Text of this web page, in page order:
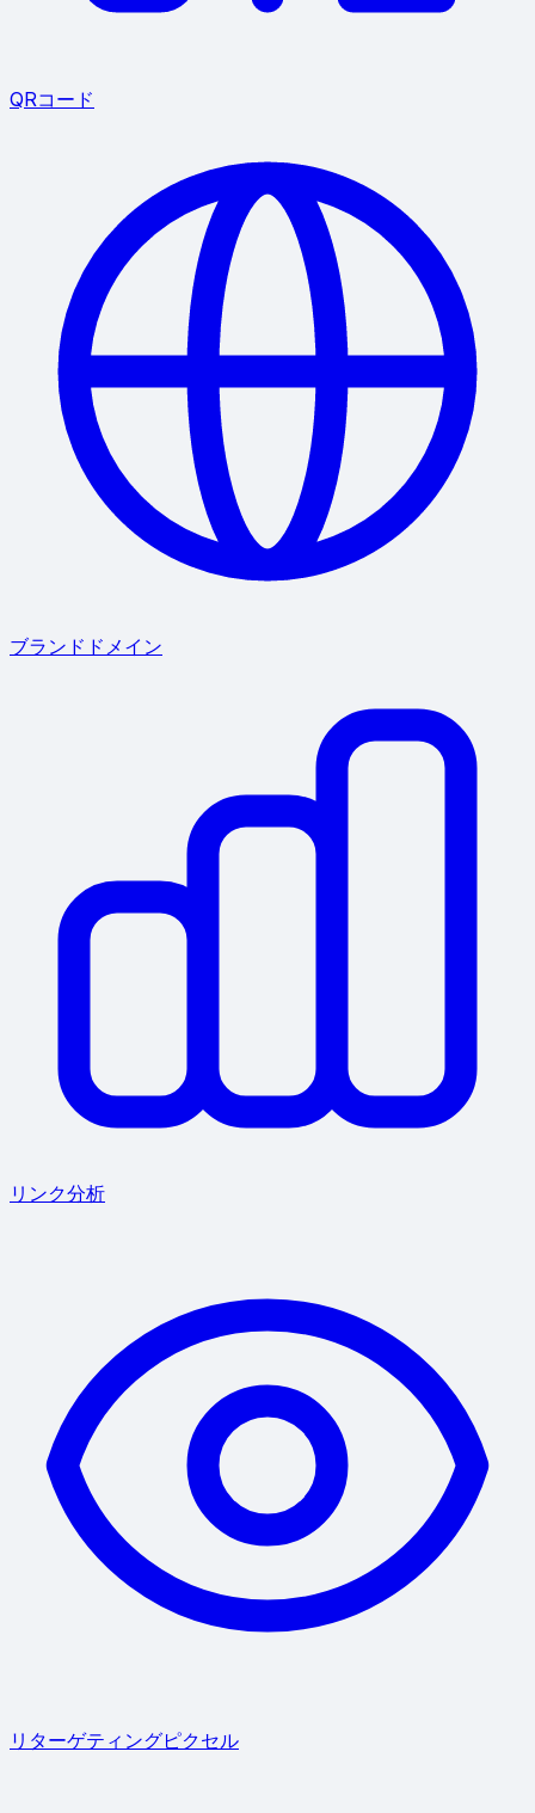
QRコード
ブランドドメイン
リンク分析
リターゲティングピクセル